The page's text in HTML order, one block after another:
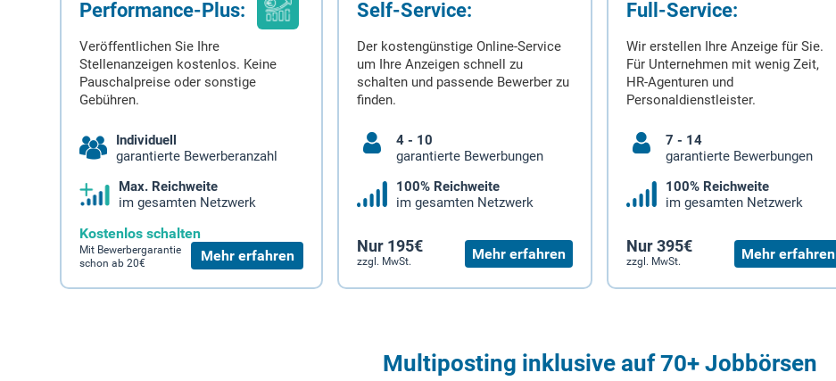
Performance-Plus:
Veröffentlichen Sie Ihre
Stellenanzeigen kostenlos. Keine
Pauschalpreise oder sonstige
Gebühren.
Individuell
garantierte Bewerberanzahl
Max. Reichweite
im gesamten Netzwerk
Kostenlos schalten
Mit Bewerbergarantie
schon ab 20€
Mehr erfahren
Self-Service:
Der kostengünstige Online-Service
um Ihre Anzeigen schnell zu
schalten und passende Bewerber zu
finden.
4 - 10
garantierte Bewerbungen
100% Reichweite
im gesamten Netzwerk
Nur 195€
zzgl. MwSt. Mehr erfahren
Full-Service:
Wir erstellen Ihre Anzeige für Sie.
Für Unternehmen mit wenig Zeit,
HR-Agenturen und
Personaldienstleister.
7 - 14
garantierte Bewerbungen
100% Reichweite
im gesamten Netzwerk
Nur 395€
zzgl. MwSt. Mehr erfahren
Multiposting inklusive auf 70+ Jobbörsen